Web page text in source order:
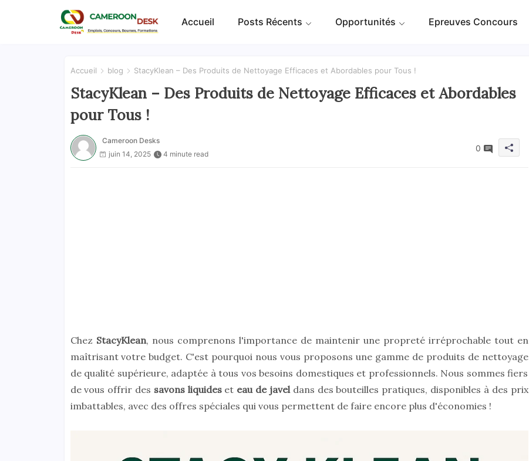
Accueil Posts Récents Opportunités Epreuves Concours
Accueil blog StacyKlean – Des Produits de Nettoyage Efficaces et Abordables pour Tous !
StacyKlean – Des Produits de Nettoyage Efficaces et Abordables
pour Tous !
Cameroon Desks
juin 14, 2025
4 minute read
0
Chez StacyKlean, nous comprenons l'importance de maintenir une propreté irréprochable tout en
maîtrisant votre budget. C'est pourquoi nous vous proposons une gamme de produits de nettoyage
de qualité supérieure, adaptée à tous vos besoins domestiques et professionnels. Nous sommes fiers
de vous offrir des savons liquideset eau de javeldans des bouteilles pratiques, disponibles à des prix
imbattables, avec des offres spéciales qui vous permettent de faire encore plus d'économies !